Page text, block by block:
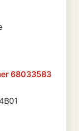
68033583